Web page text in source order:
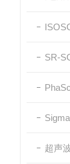
SR-
超声